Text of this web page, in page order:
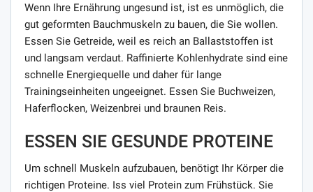
Wenn Ihre Ernährung ungesund ist, ist es unmöglich, die
gut geformten Bauchmuskeln zu bauen, die Sie wollen.
Essen Sie Getreide, weil es reich an Ballaststoffen ist
und langsam verdaut. Raffinierte Kohlenhydrate sind eine
schnelle Energiequelle und daher für lange
Trainingseinheiten ungeeignet. Essen Sie Buchweizen,
Haferflocken, Weizenbrei und braunen Reis.
ESSEN SIE GESUNDE PROTEINE
Um schnell Muskeln aufzubauen, benötigt Ihr Körper die
richtigen Proteine. Iss viel Protein zum Frühstück. Sie